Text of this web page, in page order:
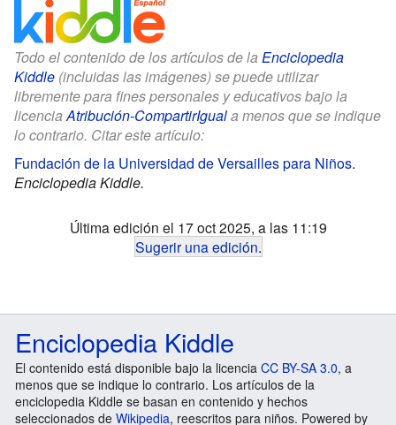
Todo el contenido de los artículos de la Enciclopedia
Kiddle (incluidas las imágenes) se puede utilizar
libremente para fines personales y educativos bajo la
licenciaAtribución-CompartirIguala menos que se indique
lo contrario. Citar este artículo:
Fundación de la Universidad de Versailles para Niños.
Enciclopedia Kiddle.
Última edición el 17 oct 2025, a las 11:19
Sugerir una edición.
Enciclopedia Kiddle
El contenido está disponible bajo la licencia CC BY-SA 3.0, a
menos que se indique lo contrario. Los artículos de la
enciclopedia Kiddle se basan en contenido y hechos
seleccionados de Wikipedia, reescritos para niños. Powered by